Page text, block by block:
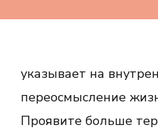
указывает на
переосмысление
Проявите больше